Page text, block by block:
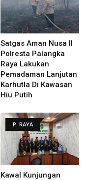
Satgas Aman Nusa II
Polresta Palangka
Raya Lakukan
Pemadaman Lanjutan
Karhutla Di Kawasan
Hiu Putih
P. RAYA
Kawal Kunjungan